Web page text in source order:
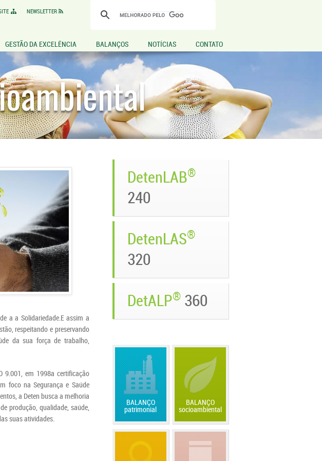
NEWSLETTER
GESTÃO DA EXCELÊNCIA BALANÇOS NOTÍCIAS CONTATO
a a Solidariedade.E assim a
respeitando e preservando
da sua força de trabalho,
9.001, em 1998a certificação
foco na Segurança e Saúde
a Deten busca a melhoria
produção, qualidade, saúde,
suas atividades.
DetenLAB®
240
DetenLAS®
320
DetALP® 360
BALANÇO
patrimonial
BALANÇO
socioambiental